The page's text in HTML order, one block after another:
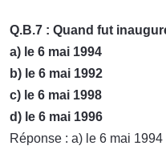
Q.B.7 : Quand fut
a) le 6 mai 1994
b) le 6 mai 1992
c) le 6 mai 1998
d) le 6 mai 1996
Réponse : a) le 6 mai 1994